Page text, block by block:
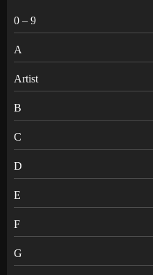
0 – 9
A
Artist
B
C
D
E
F
G